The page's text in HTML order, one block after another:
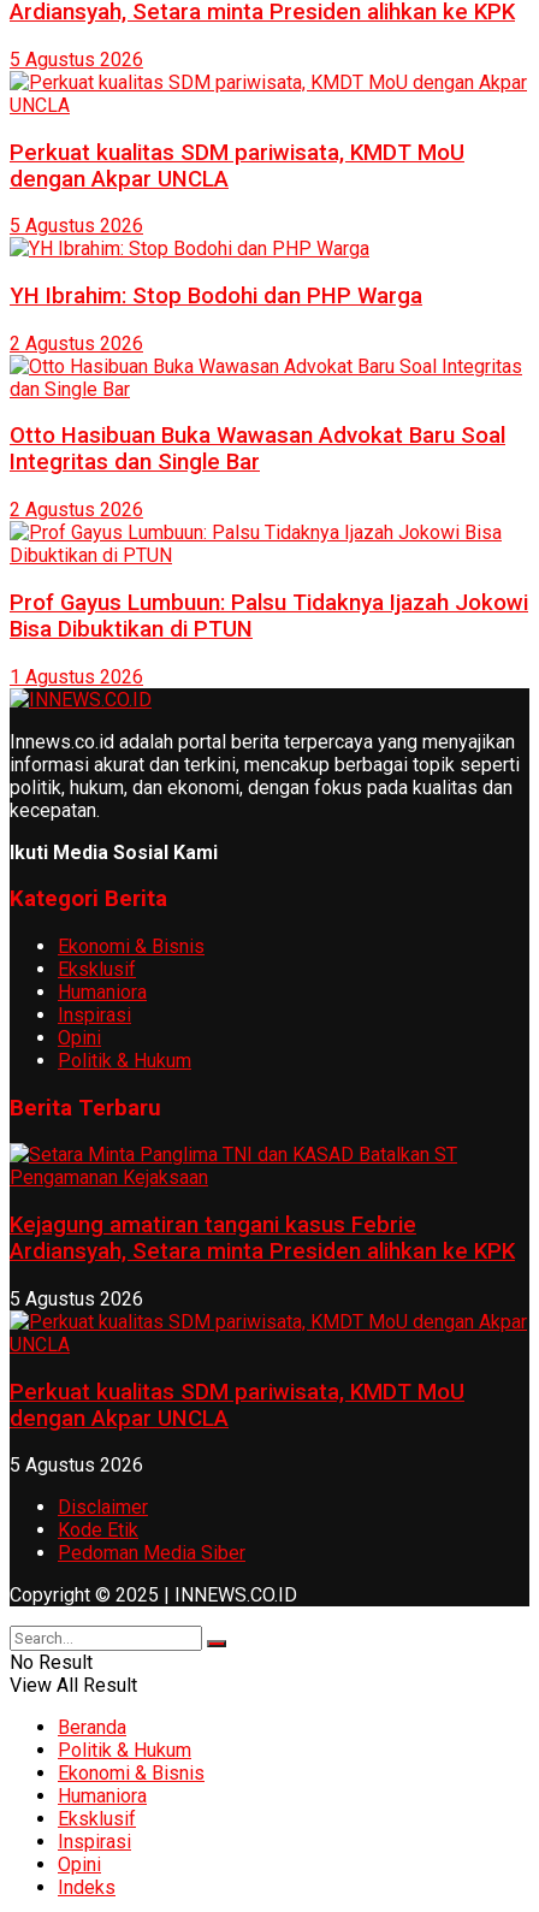
Ardiansyah, Setara minta Presiden alihkan ke KPK
5 Agustus 2026
Perkuat kualitas SDM pariwisata, KMDT MoU
dengan Akpar UNCLA
5 Agustus 2026
YH Ibrahim: Stop Bodohi dan PHP Warga
2 Agustus 2026
Otto Hasibuan Buka Wawasan Advokat Baru Soal
Integritas dan Single Bar
2 Agustus 2026
Prof Gayus Lumbuun: Palsu Tidaknya Ijazah Jokowi
Bisa Dibuktikan di PTUN
1 Agustus 2026
Innews.co.id adalah portal berita terpercaya yang menyajikan
informasi akurat dan terkini, mencakup berbagai topik seperti
politik, hukum, dan ekonomi, dengan fokus pada kualitas dan
kecepatan.
Ikuti Media Sosial Kami
Kategori Berita
Ekonomi & Bisnis
Eksklusif
Humaniora
Inspirasi
Opini
Politik & Hukum
Berita Terbaru
Kejagung amatiran tangani kasus Febrie
Ardiansyah, Setara minta Presiden alihkan ke KPK
5 Agustus 2026
Perkuat kualitas SDM pariwisata, KMDT MoU
dengan Akpar UNCLA
5 Agustus 2026
Disclaimer
Kode Etik
Pedoman Media Siber
Copyright © 2025 | INNEWS.CO.ID
No Result
View All Result
Beranda
Politik & Hukum
Ekonomi & Bisnis
Humaniora
Eksklusif
Inspirasi
Opini
Indeks